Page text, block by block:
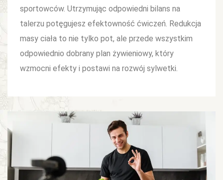
sportowców. Utrzymując odpowiedni bilans na
talerzu potęgujesz efektowność ćwiczeń. Redukcja
masy ciała to nie tylko pot, ale przede wszystkim
odpowiednio dobrany plan żywieniowy, który
wzmocni efekty i postawi na rozwój sylwetki.